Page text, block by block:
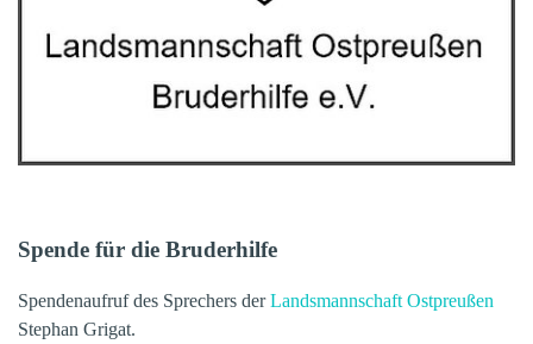
Spende für die Bruderhilfe
Spendenaufruf des Sprechers derLandsmannschaft Ostpreußen
Stephan Grigat.